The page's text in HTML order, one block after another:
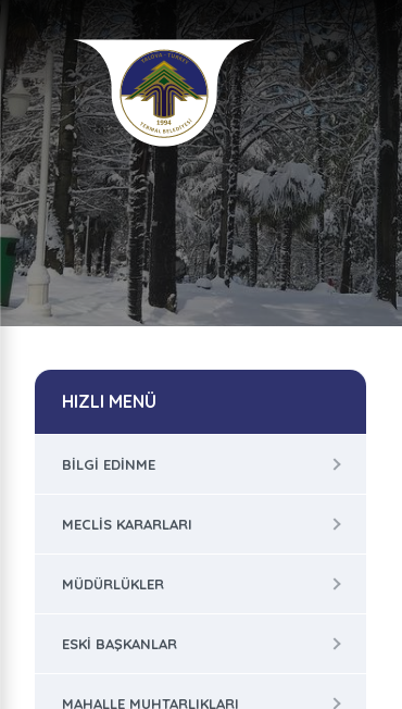
HIZLI MENÜ
BILGI EDINME
MECLIS KARARLARI
MÜDÜRLÜKLER
ESKI BAŞKANLAR
MAHALLE MUHTARLIKLARI